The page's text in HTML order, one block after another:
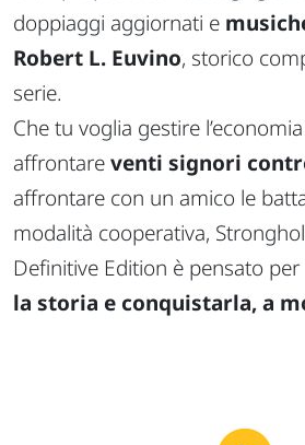
doppiaggi aggiornati e
Robert L. Euvino, storico
serie.
Che tu voglia gestire
affrontareventi signori
affrontare con un amico le
modalità cooperativa,
Definitive Edition è pensato
la storia e conquistarla, a